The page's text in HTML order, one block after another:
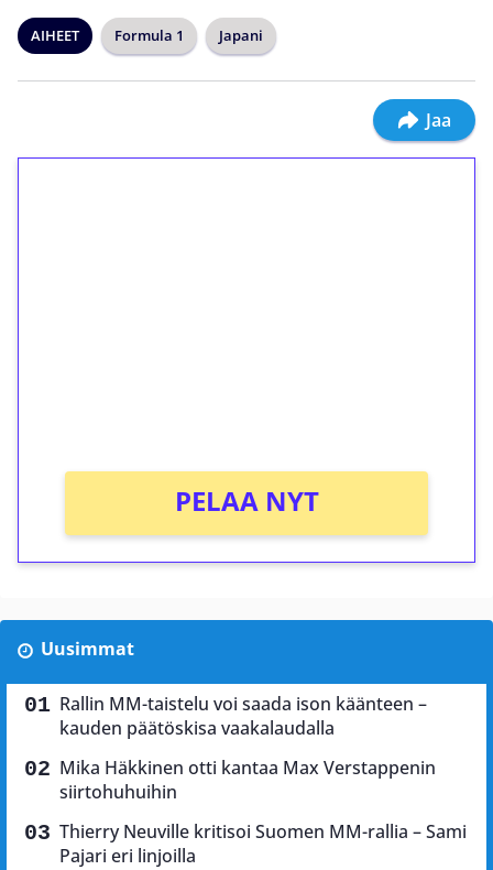
AIHEET Formula 1 Japani
Jaa
PELAA NYT
Uusimmat
Rallin MM-taistelu voi saada ison käänteen –
kauden päätöskisa vaakalaudalla
Mika Häkkinen otti kantaa Max Verstappenin
siirtohuhuihin
Thierry Neuville kritisoi Suomen MM-rallia – Sami
Pajari eri linjoilla